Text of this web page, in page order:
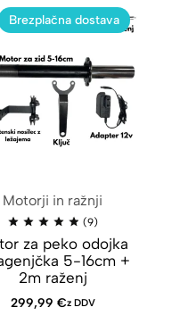
Brezplačna dostava
Motorji in ražnji
(9)
za peko odojka
5-16cm +
2m raženj
299,99 €z DDV